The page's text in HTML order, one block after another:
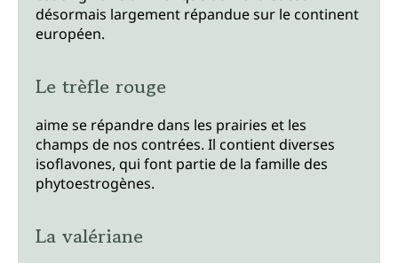
désormais largement répandue sur le continent
européen.
Le trèfle rouge
aime se répandre dans les prairies et les
champs de nos contrées. Il contient diverses
isoflavones, qui font partie de la famille des
phytoestrogènes.
La valériane